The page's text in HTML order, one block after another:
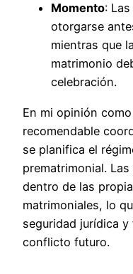
Momento:
otorgarse
mientras que
matrimonio
celebración.
En mi opinión
recomendable
se planifica el
prematrimonial.
dentro de las
matrimoniales, lo
seguridad jurídica
conflicto futuro.